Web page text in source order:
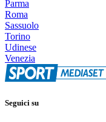
Parma
Roma
Sassuolo
Torino
Udinese
Venezia
Seguici su